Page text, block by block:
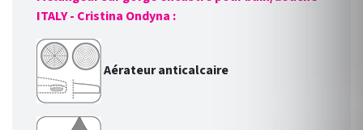
ITALY - Cristina Ondyna :
Aérateur anticalcaire